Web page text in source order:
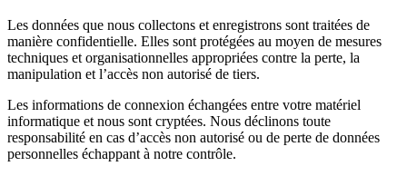
Les données que nous collectons et enregistrons sont traitées de
manière confidentielle. Elles sont protégées au moyen de mesures
techniques et organisationnelles appropriées contre la perte, la
manipulation et l’accès non autorisé de tiers.
Les informations de connexion échangées entre votre matériel
informatique et nous sont cryptées. Nous déclinons toute
responsabilité en cas d’accès non autorisé ou de perte de données
personnelles échappant à notre contrôle.